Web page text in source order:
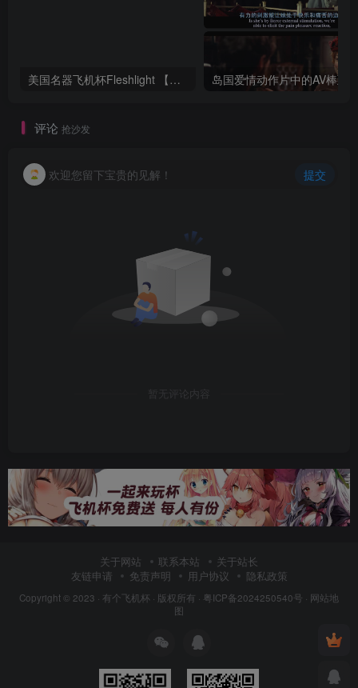
美国名器飞机杯Fleshlight 【Quickshot-Vantage 双头飞机杯】完全评测
评论 抢沙发
欢迎您留下宝贵的见解！ 提交
暂无评论内容
关于网站 联系本站
关于站长
友链申请
免责声明 用户协议 隐私政策
Copyright © 2023 · 有个飞机杯 · 版权所有 · 粤ICP备2024250540号 · 网站地
图